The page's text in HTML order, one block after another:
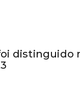
distinguido